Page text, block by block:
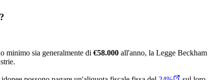
minimo sia generalmente di €58.000 all'anno, la Legge